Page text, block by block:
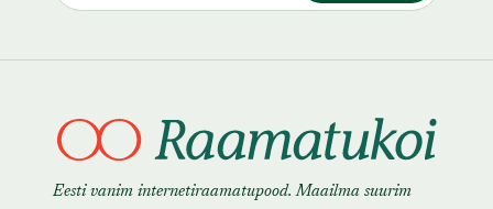
Eesti vanim internetiraamatupood. Maailma suurim